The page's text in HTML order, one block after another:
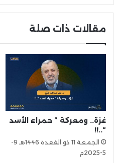
مقالات ذات صلة
غزة.. ومعركة ” حمراء الأسد
“..!!
الجمعة 11 ذو القعدة 1446هـ 9-
5-2025م